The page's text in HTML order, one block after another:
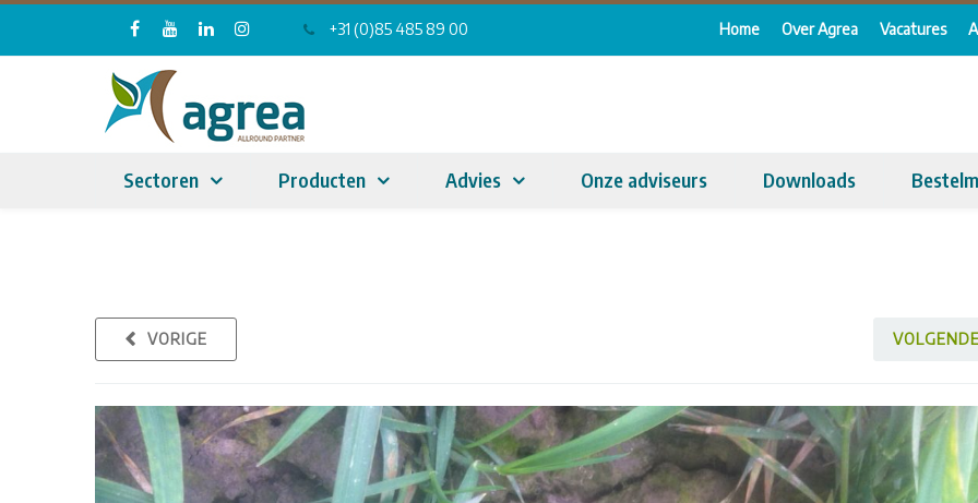
+31 (0)85 485 89 00 Home Over Agrea Vacatures
Sectoren Producten Advies Onze adviseurs Downloads
VOLGENDE
VORIGE